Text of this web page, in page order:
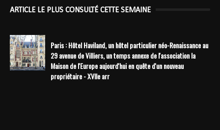
ARTICLE LE PLUS CONSULTÉ CETTE SEMAINE
Paris : Hôtel Haviland, un hôtel particulier néo-Renaissance au
29 avenue de Villiers, un temps annexe de l'association la
Maison de l'Europe aujourd'hui en quête d'un nouveau
propriétaire - XVIIe arr